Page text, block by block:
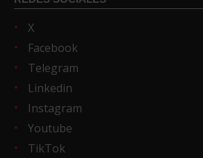
X
Facebook
Telegram
Linkedin
Instagram
Youtube
TikTok